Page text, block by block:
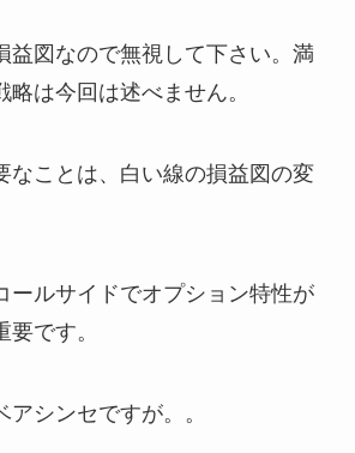
益図なので無視して下さい。満
は今回は述べません。
なことは、白い線の損益図の変
ールサイドでオプション特性が
です。
シンセですが。。